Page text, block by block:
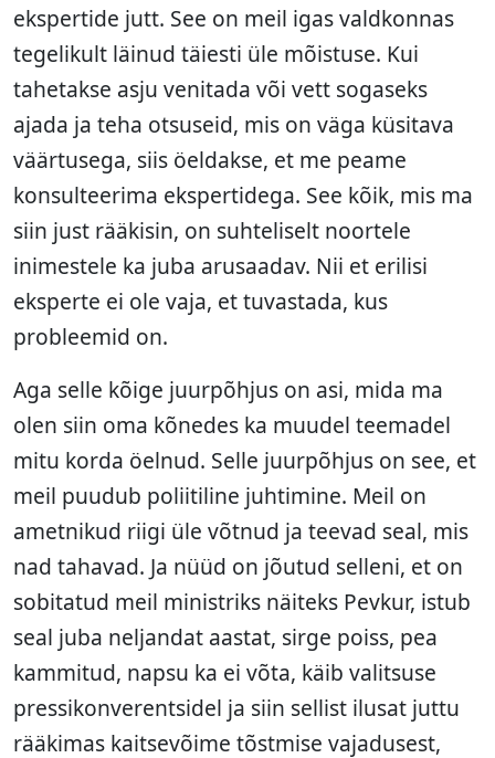
ekspertide jutt. See on meil igas valdkonnas
tegelikult läinud täiesti üle mõistuse. Kui
tahetakse asju venitada või vett sogaseks
ajada ja teha otsuseid, mis on väga küsitava
väärtusega, siis öeldakse, et me peame
konsulteerima ekspertidega. See kõik, mis ma
siin just rääkisin, on suhteliselt noortele
inimestele ka juba arusaadav. Nii et erilisi
eksperte ei ole vaja, et tuvastada, kus
probleemid on.
Aga selle kõige juurpõhjus on asi, mida ma
olen siin oma kõnedes ka muudel teemadel
mitu korda öelnud. Selle juurpõhjus on see, et
meil puudub poliitiline juhtimine. Meil on
ametnikud riigi üle võtnud ja teevad seal, mis
nad tahavad. Ja nüüd on jõutud selleni, et on
sobitatud meil ministriks näiteks Pevkur, istub
seal juba neljandat aastat, sirge poiss, pea
kammitud, napsu ka ei võta, käib valitsuse
pressikonverentsidel ja siin sellist ilusat juttu
rääkimas kaitsevõime tõstmise vajadusest,